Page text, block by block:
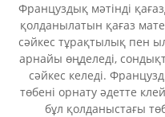
Француздық мәтінді
қолданылатын қағаз
сәйкес тұрақтылық пен
арнайы өңделеді,
сәйкес келеді.
төбені орнату әдетте
бұл қолданыстағы